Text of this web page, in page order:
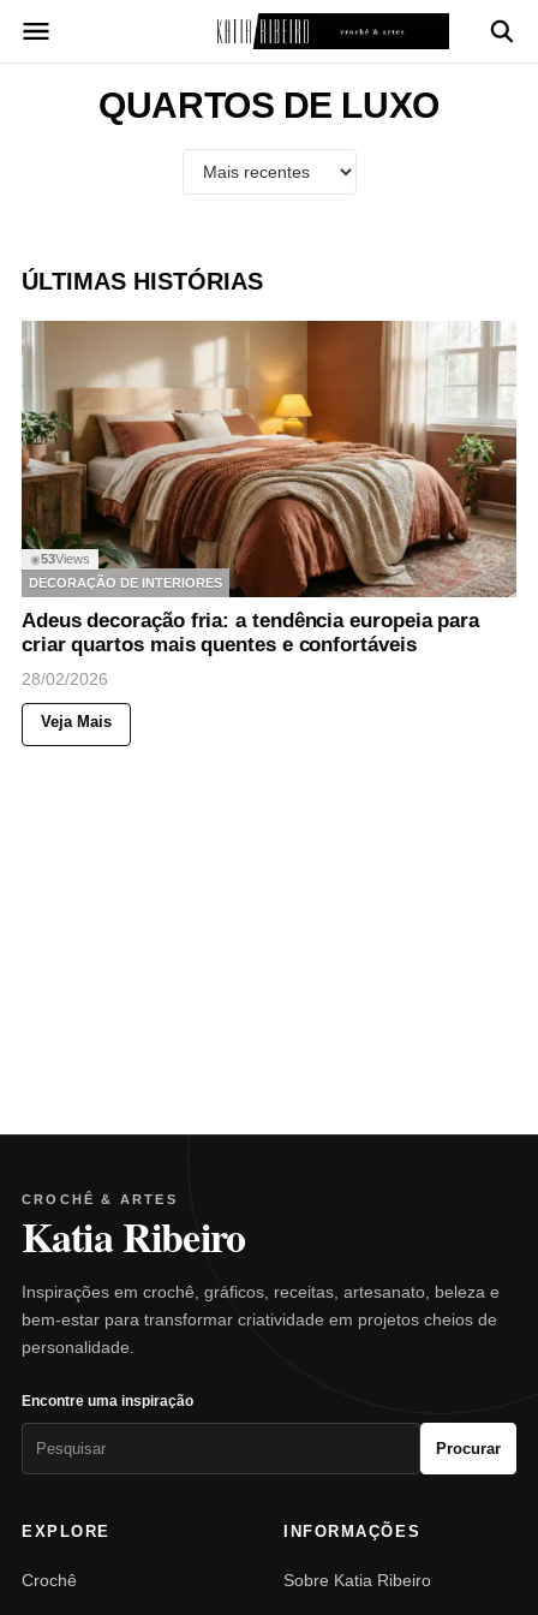
para
QUARTOS DE LUXO
ÚLTIMAS HISTÓRIAS
◉53Views
DECORAÇÃO DE INTERIORES
Adeus decoração fria: a tendência europeia para
criar quartos mais quentes e confortáveis
28/02/2026
Veja Mais
CROCHÊ & ARTES
Katia Ribeiro
Inspirações em crochê, gráficos, receitas, artesanato, beleza e
bem-estar para transformar criatividade em projetos cheios de
personalidade.
Encontre uma inspiração
Procurar
EXPLORE
Crochê
INFORMAÇÕES
Sobre Katia Ribeiro